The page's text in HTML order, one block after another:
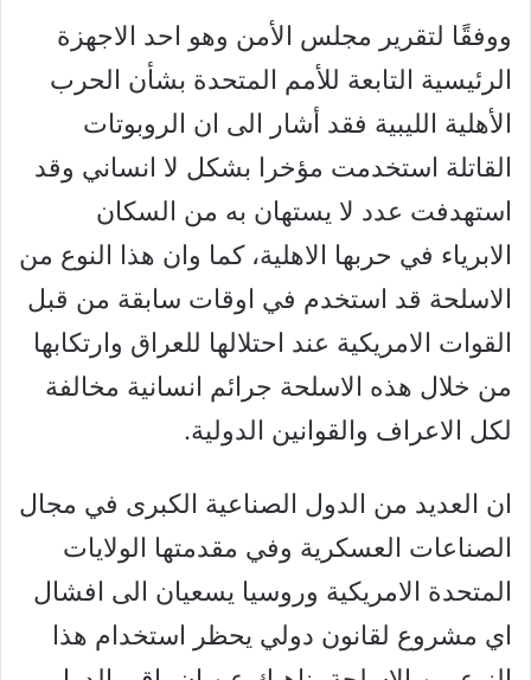
ووفقًا لتقرير مجلس الأمن وهو احد الاجهزة
الرئيسية التابعة للأمم المتحدة بشأن الحرب
الأهلية الليبية فقد أشار الى ان الروبوتات
القاتلة استخدمت مؤخرا بشكل لا انساني وقد
استهدفت عدد لا يستهان به من السكان
الابرياء في حربها الاهلية، كما وان هذا النوع من
الاسلحة قد استخدم في اوقات سابقة من قبل
القوات الامريكية عند احتلالها للعراق وارتكابها
من خلال هذه الاسلحة جرائم انسانية مخالفة
لكل الاعراف والقوانين الدولية.
ان العديد من الدول الصناعية الكبرى في مجال
الصناعات العسكرية وفي مقدمتها الولايات
المتحدة الامريكية وروسيا يسعيان الى افشال
اي مشروع لقانون دولي يحظر استخدام هذا